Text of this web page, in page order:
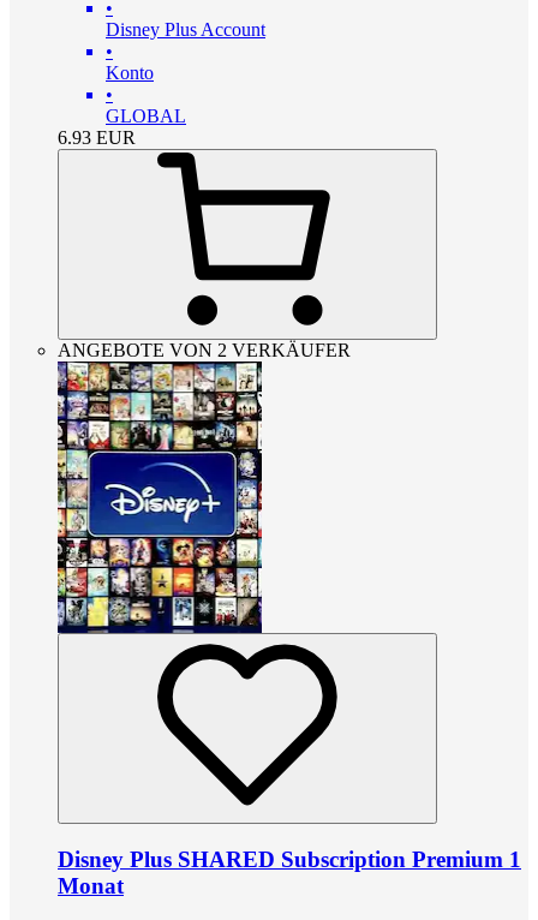
•
Disney Plus Account
•
Konto
•
GLOBAL
6.93 EUR
ANGEBOTE VON 2 VERKÄUFER
Disney Plus SHARED Subscription Premium 1
Monat